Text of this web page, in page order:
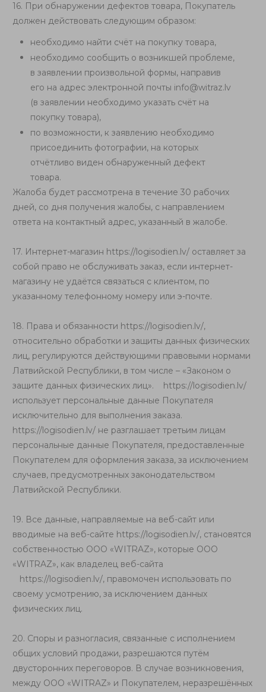
16. При обнаружении дефектов товара, Покупатель
должен действовать следующим образом:
необходимо найти счёт на покупку товара,
необходимо сообщить о возникшей проблеме,
в заявлении произвольной формы, направив
его на адрес электронной почты info@witraz.lv
(в заявлении необходимо указать счёт на
покупку товара),
по возможности, к заявлению необходимо
присоединить фотографии, на которых
отчётливо виден обнаруженный дефект
товара.
Жалоба будет рассмотрена в течение 30 рабочих
дней, со дня получения жалобы, с направлением
ответа на контактный адрес, указанный в жалобе.
17. Интернет-магазин https://logisodien.lv/ оставляет за
собой право не обслуживать заказ, если интернет-
магазину не удаётся связаться с клиентом, по
указанному телефонному номеру или э-почте.
18. Права и обязанности https://logisodien.lv/,
относительно обработки и защиты данных физических
лиц, регулируются действующими правовыми нормами
Латвийской Республики, в том числе – «Законом о
защите данных физических лиц».
https://logisodien.lv/
использует персональные данные Покупателя
исключительно для выполнения заказа.
https://logisodien.lv/ не разглашает третьим лицам
персональные данные Покупателя, предоставленные
Покупателем для оформления заказа, за исключением
случаев, предусмотренных законодательством
Латвийской Республики.
19. Все данные, направляемые на веб-сайт или
вводимые на веб-сайте https://logisodien.lv/, становятся
собственностью ООО «WITRAZ», которые ООО
«WITRAZ», как владелец веб-сайта
https://logisodien.lv/, правомочен использовать по
своему усмотрению, за исключением данных
физических лиц.
20. Споры и разногласия, связанные с исполнением
общих условий продажи, разрешаются путём
двусторонних переговоров. В случае возникновения,
между ООО «WITRAZ» и Покупателем, неразрешённых